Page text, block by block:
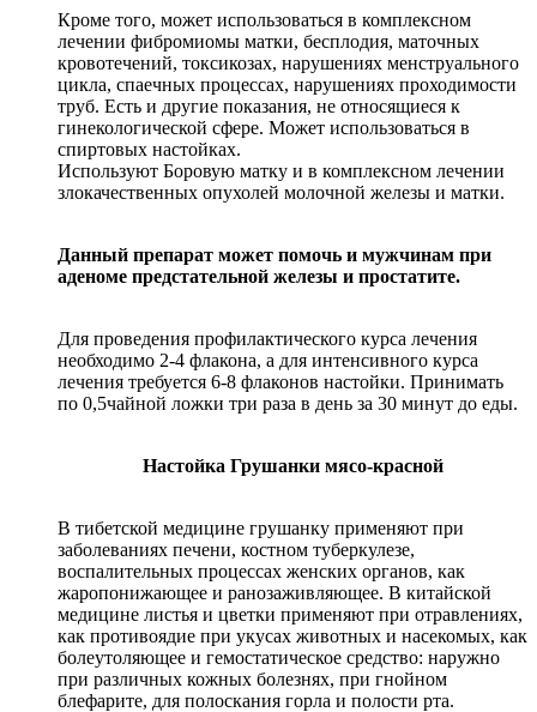
Кроме того, может использоваться в комплексном
лечении фибромиомы матки, бесплодия, маточных
кровотечений, токсикозах, нарушениях менструального
цикла, спаечных процессах, нарушениях проходимости
труб. Есть и другие показания, не относящиеся к
гинекологической сфере. Может использоваться в
спиртовых настойках.
Используют Боровую матку и в комплексном лечении
злокачественных опухолей молочной железы и матки.
Данный препарат может помочь и мужчинам при
аденоме предстательной железы и простатите.
Для проведения профилактического курса лечения
необходимо 2-4 флакона, а для интенсивного курса
лечения требуется 6-8 флаконов настойки. Принимать
по 0,5чайной ложки три раза в день за 30 минут до еды.
Настойка Грушанки мясо-красной
В тибетской медицине грушанку применяют при
заболеваниях печени, костном туберкулезе,
воспалительных процессах женских органов, как
жаропонижающее и ранозаживляющее. В китайской
медицине листья и цветки применяют при отравлениях,
как противоядие при укусах животных и насекомых, как
болеутоляющее и гемостатическое средство: наружно
при различных кожных болезнях, при гнойном
блефарите, для полоскания горла и полости рта.